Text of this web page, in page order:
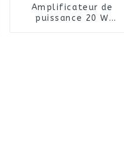
Amplificateur de
puissance 20 W